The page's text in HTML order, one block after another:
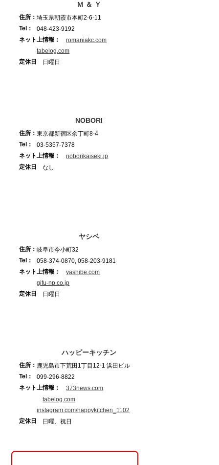
Ｍ ＆ Ｙ
住所：埼玉県朝霞市本町2-6-11
Tel：
048-423-9192
ネット上情報：
romaniakc.com
tabelog.com
定休日
日曜日
NOBORI
住所：東京都新宿区余丁町8-4
Tel：
03-5357-7378
ネット上情報：
noborikaiseki.jp
定休日
なし
ヤシベ
住所：岐阜市今小町32
Tel：
058-374-0870, 058-203-9181
ネット上情報：
yashibe.com
gifu-np.co.jp
定休日
日曜日
ハッピーキッチン
住所： 鹿児島市下荒田1丁目12-1 浜田ビル
Tel：
099-296-8822
ネット上情報：
373news.com
tabelog.com
instagram.com/happykitchen_1102
定休日
日曜、祝日